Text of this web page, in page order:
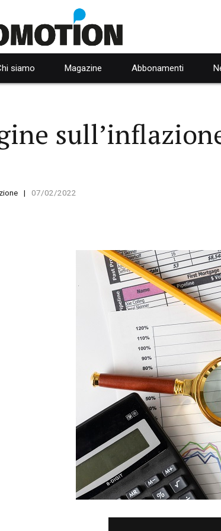
siamo Magazine Abbonamenti
07/02/2022